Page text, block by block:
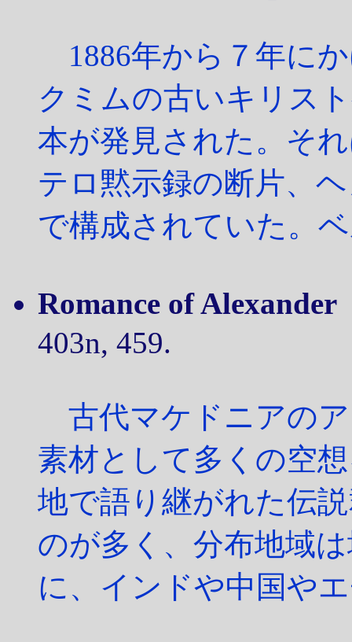
1886年から７年に
クミムの古いキリス
本が発見された。そ
テロ黙示録の断片、
で構成されていた。
Romance of Alexander
403n, 459.
古代マケドニアの
素材として多くの空
地で語り継がれた伝
のが多く、分布地域
に、インドや中国や